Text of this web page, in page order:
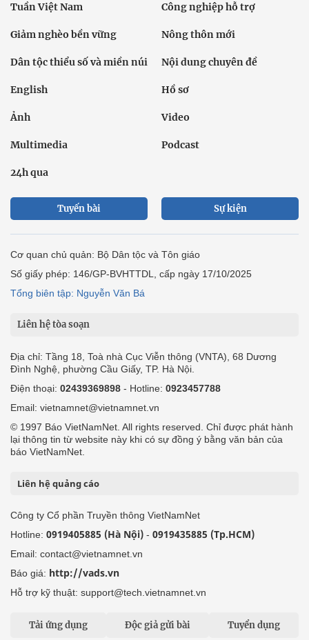
Tuần Việt Nam Công nghiệp hỗ trợ
Giảm nghèo bền vững Nông thôn mới
Dân tộc thiểu số và miền núi Nội dung chuyên đề
English Hồ sơ
Ảnh Video
Multimedia Podcast
24h qua
Tuyến bài Sự kiện
Cơ quan chủ quản: Bộ Dân tộc và Tôn giáo
Số giấy phép: 146/GP-BVHTTDL, cấp ngày 17/10/2025
Tổng biên tập: Nguyễn Văn Bá
Liên hệ tòa soạn
Địa chỉ: Tầng 18, Toà nhà Cục Viễn thông (VNTA), 68 Dương
Đình Nghệ, phường Cầu Giấy, TP. Hà Nội.
Điện thoại: 02439369898 - Hotline: 0923457788
Email: vietnamnet@vietnamnet.vn
© 1997 Báo VietNamNet. All rights reserved. Chỉ được phát hành
lại thông tin từ website này khi có sự đồng ý bằng văn bản của
báo VietNamNet.
Liên hệ quảng cáo
Công ty Cổ phần Truyền thông VietNamNet
Hotline: 0919405885 (Hà Nội) - 0919435885 (Tp.HCM)
Email: contact@vietnamnet.vn
Báo giá: http://vads.vn
Hỗ trợ kỹ thuật: support@tech.vietnamnet.vn
Tải ứng dụng Độc giả gửi bài Tuyển dụng